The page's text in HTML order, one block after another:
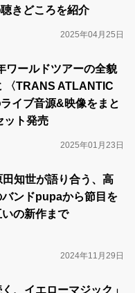
きどころを紹介
2025年04月25日
ワールドツアーの全貌
〈TRANS ATLANTIC
イブ音源&映像をまと
ット発売
2025年01月23日
田知世が語り合う、高
ンドpupaから節目を
の新作まで
2024年11月29日
、イエローマジック」